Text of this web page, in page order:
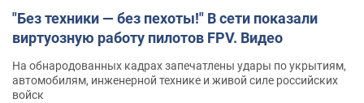
"Без техники — без пехоты!" В сети показали
виртуозную работу пилотов FPV. Видео
На обнародованных кадрах запечатлены удары по укрытиям,
автомобилям, инженерной технике и живой силе российских
войск